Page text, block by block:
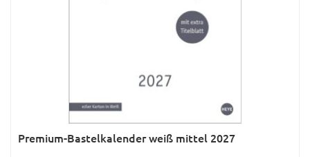
Premium-Bastelkalender weiß mittel 2027